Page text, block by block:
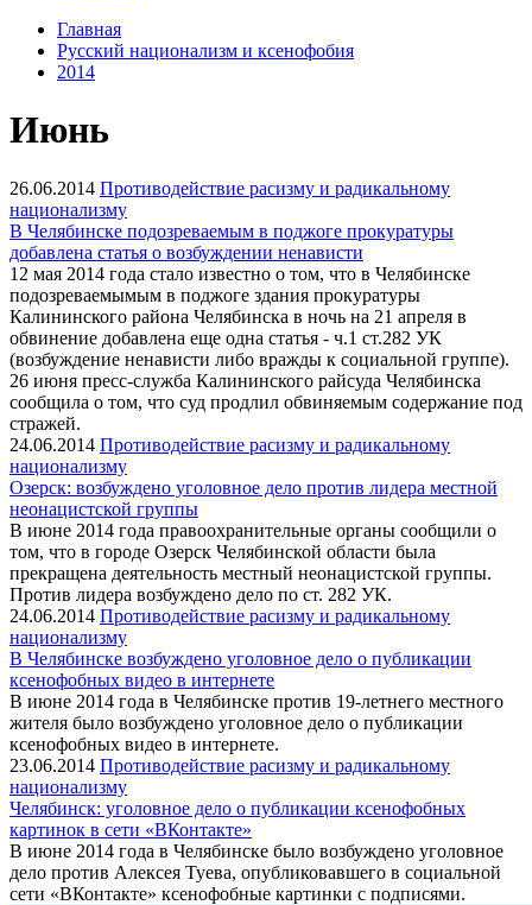
Главная
Русский национализм и ксенофобия
2014
Июнь
26.06.2014 Противодействие расизму и радикальному
национализму
В Челябинске подозреваемым в поджоге прокуратуры
добавлена статья о возбуждении ненависти
12 мая 2014 года стало известно о том, что в Челябинске
подозреваемымым в поджоге здания прокуратуры
Калининского района Челябинска в ночь на 21 апреля в
обвинение добавлена еще одна статья - ч.1 ст.282 УК
(возбуждение ненависти либо вражды к социальной группе).
26 июня пресс-служба Калининского райсуда Челябинска
сообщила о том, что суд продлил обвиняемым содержание под
стражей.
24.06.2014 Противодействие расизму и радикальному
национализму
Озерск: возбуждено уголовное дело против лидера местной
неонацистской группы
В июне 2014 года правоохранительные органы сообщили о
том, что в городе Озерск Челябинской области была
прекращена деятельность местный неонацистской группы.
Против лидера возбуждено дело по ст. 282 УК.
24.06.2014 Противодействие расизму и радикальному
национализму
В Челябинске возбуждено уголовное дело о публикации
ксенофобных видео в интернете
В июне 2014 года в Челябинске против 19-летнего местного
жителя было возбуждено уголовное дело о публикации
ксенофобных видео в интернете.
23.06.2014 Противодействие расизму и радикальному
национализму
Челябинск: уголовное дело о публикации ксенофобных
картинок в сети «ВКонтакте»
В июне 2014 года в Челябинске было возбуждено уголовное
дело против Алексея Туева, опубликовавшего в социальной
сети «ВКонтакте» ксенофобные картинки с подписями.